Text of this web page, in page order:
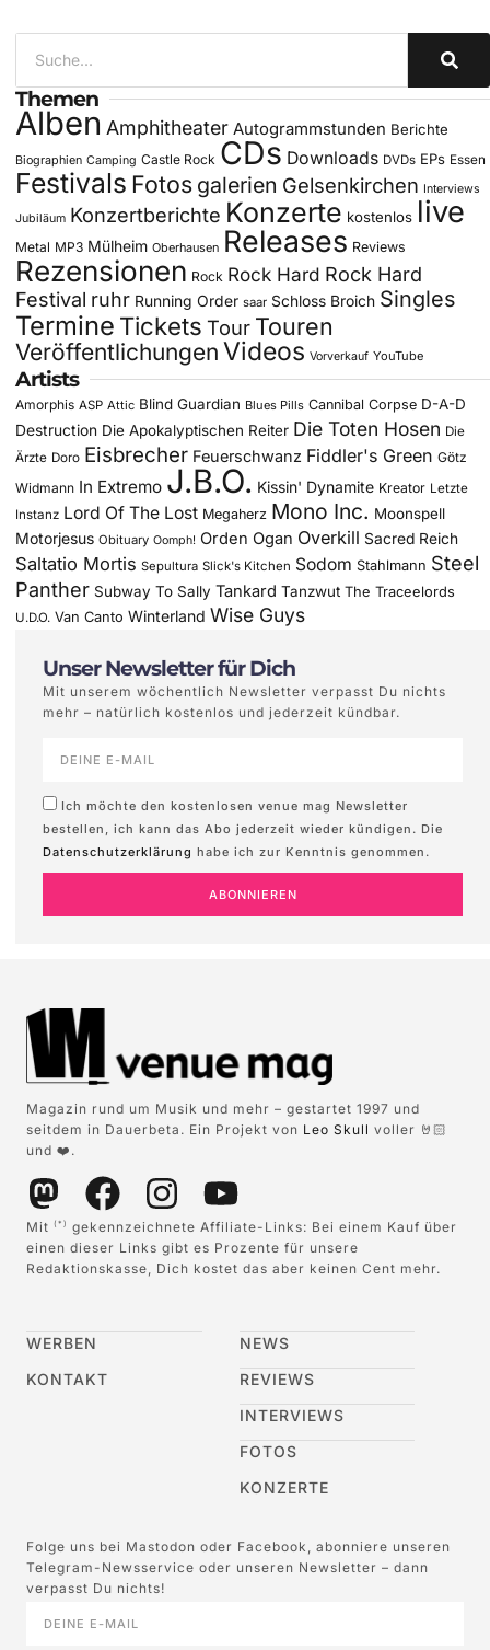
Themen
Alben Amphitheater Autogrammstunden Berichte
Biographien Camping Castle Rock CDs Downloads DVDs EPs Essen
Festivals Fotos galerien Gelsenkirchen Interviews
Jubiläum Konzertberichte Konzerte kostenlos live
Metal MP3 Mülheim Oberhausen Releases Reviews
Rezensionen Rock Rock Hard Rock Hard
Festival ruhr Running Order saar Schloss Broich Singles
Termine Tickets Tour Touren
Veröffentlichungen Videos Vorverkauf YouTube
Artists
Amorphis ASP Attic Blind Guardian Blues Pills Cannibal Corpse D-A-D
Destruction Die Apokalyptischen Reiter Die Toten Hosen Die
Ärzte Doro Eisbrecher Feuerschwanz Fiddler's Green Götz
Widmann In Extremo J.B.O. Kissin' Dynamite Kreator Letzte
Instanz Lord Of The Lost Megaherz Mono Inc. Moonspell
Motorjesus Obituary Oomph! Orden Ogan Overkill Sacred Reich
Saltatio Mortis Sepultura Slick's Kitchen Sodom Stahlmann Steel
Panther Subway To Sally Tankard Tanzwut The Traceelords
U.D.O. Van Canto Winterland Wise Guys
Unser Newsletter für Dich
Mit unserem wöchentlich Newsletter verpasst Du nichts
mehr – natürlich kostenlos und jederzeit kündbar.
Ich möchte den kostenlosen venue mag Newsletter
bestellen, ich kann das Abo jederzeit wieder kündigen. Die
Datenschutzerklärung habe ich zur Kenntnis genommen.
ABONNIEREN
Magazin rund um Musik und mehr – gestartet 1997 und
seitdem in Dauerbeta. Ein Projekt von Leo Skull voller 🤘🏻
und ❤️.
Mit (*)
gekennzeichnete Affiliate-Links: Bei einem Kauf über
einen dieser Links gibt es Prozente für unsere
Redaktionskasse, Dich kostet das aber keinen Cent mehr.
WERBEN
KONTAKT
NEWS
REVIEWS
INTERVIEWS
FOTOS
KONZERTE
Folge uns bei Mastodon oder Facebook, abonniere unseren
Telegram-Newsservice oder unseren Newsletter – dann
verpasst Du nichts!